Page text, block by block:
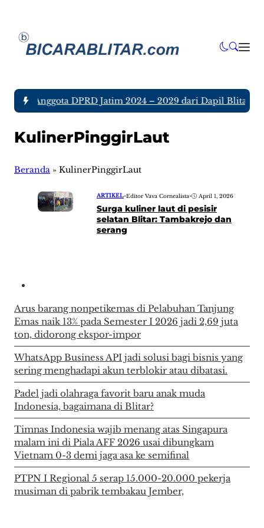
tujuh Anggota DPRD Jatim 2024 – 2029 dari Dapil Blitar
KulinerPinggirLaut
Beranda » KulinerPinggirLaut
ARTIKEL•Editor Vava Cornealista• April 1, 2026
Surga kuliner laut di pesisir
selatan Blitar: Tambakrejo dan
serang
Arus barang nonpetikemas di Pelabuhan Tanjung
Emas naik 13% pada Semester I 2026 jadi 2,69 juta
ton, didorong ekspor-impor
WhatsApp Business API jadi solusi bagi bisnis yang
sering menghadapi akun terblokir atau dibatasi.
Padel jadi olahraga favorit baru anak muda
Indonesia, bagaimana di Blitar?
Timnas Indonesia wajib menang atas Singapura
malam ini di Piala AFF 2026 usai dibungkam
Vietnam 0-3 demi jaga asa ke semifinal
PTPN I Regional 5 serap 15.000-20.000 pekerja
musiman di pabrik tembakau Jember,